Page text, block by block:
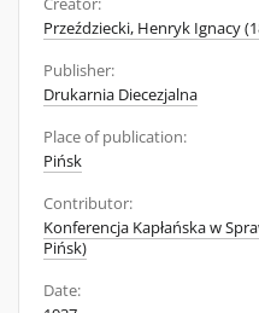
Creator:
Przeździecki, Henryk Ignacy
Publisher:
Drukarnia Diecezjalna
Place of publication:
Pińsk
Contributor:
Konferencja Kapłańska w
Pińsk)
Date: